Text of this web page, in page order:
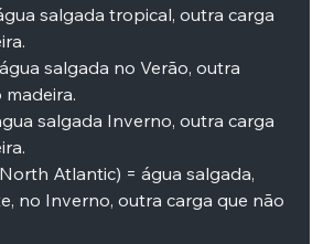
salgada tropical, outra carga
salgada no Verão, outra
salgada Inverno, outra carga
Atlantic) = água salgada,
no Inverno, outra carga que não